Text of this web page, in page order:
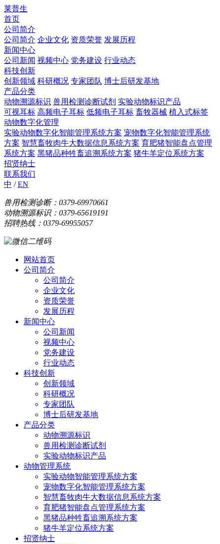
莱普生
首页
公司简介
公司简介 企业文化 资质荣誉 发展历程
新闻中心
公司新闻 视频中心 党务建设 行业动态
科技创新
创新领域 科研概况 专家团队 博士后研发基地
产品分类
动物溯源标识 兽用检测诊断试剂 实验动物标识产品
可视耳标 高频电子耳标 低频电子耳标 畜牧器械 植入式标签
动物数字化管理
实验动物数字化智能管理系统方案 宠物数字化智能管理系统
方案 智慧畜牧肉牛大数据信息系统方案 育肥猪智能盘点管理
系统方案 黑猪品种牲畜追溯系统方案 猪牛羊定位系统方案
招贤纳士
联系我们
中 /EN
兽用检测诊断：0379-69970661
动物溯源标识：0379-65619191
招聘热线：0379-69955057
网站首页
公司简介
公司简介
企业文化
资质荣誉
发展历程
新闻中心
公司新闻
视频中心
党务建设
行业动态
科技创新
创新领域
科研概况
专家团队
博士后研发基地
产品分类
动物溯源标识
兽用检测诊断试剂
实验动物标识产品
动物管理系统
实验动物智能管理系统方案
宠物数字化智能管理系统方案
智慧畜牧肉牛大数据信息系统方案
育肥猪智能盘点管理系统方案
黑猪品种牲畜追溯系统方案
猪牛羊定位系统方案
招贤纳士